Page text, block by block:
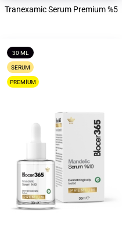
Tranexamic Serum Premium %5
30 ML
SERUM
PREMIUM